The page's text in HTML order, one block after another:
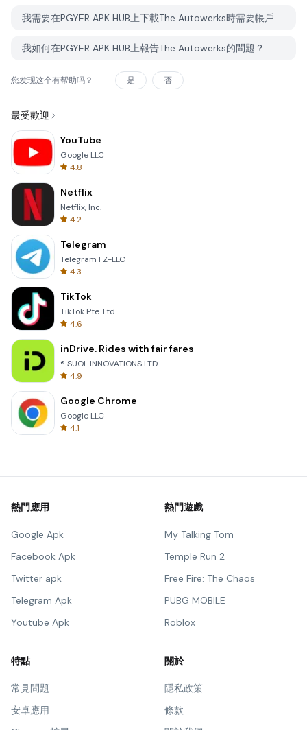
我需要在PGYER APK HUB上下載The Autowerks時需要帳戶嗎？
我如何在PGYER APK HUB上報告The Autowerks的問題？
您发现这个有帮助吗？ 是 否
最受歡迎
YouTube
Google LLC
4.8
Netflix
Netflix, Inc.
4.2
Telegram
Telegram FZ-LLC
4.3
TikTok
TikTok Pte. Ltd.
4.6
inDrive. Rides with fair fares
® SUOL INNOVATIONS LTD
4.9
Google Chrome
Google LLC
4.1
熱門應用
Google Apk
Facebook Apk
Twitter apk
Telegram Apk
Youtube Apk
熱門遊戲
My Talking Tom
Temple Run 2
Free Fire: The Chaos
PUBG MOBILE
Roblox
特點
常見問題
安卓應用
關於
隱私政策
條款